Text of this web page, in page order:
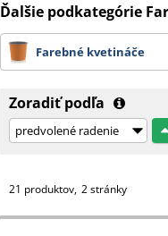
- substráty, perlit, hnojiva,
4000 Kč za 3 palety,
Od 10 palet
- bílá netkaná 19 g textilie v
- tkaniny 525 cm, bublinkové
Ďalšie podkategórie
Farebné kvetináče
Zoradiť podľa
21 produktov 2 stránky